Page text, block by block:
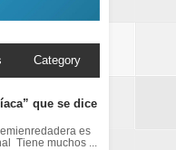
Category
que se dice
es
Tiene muchos ...